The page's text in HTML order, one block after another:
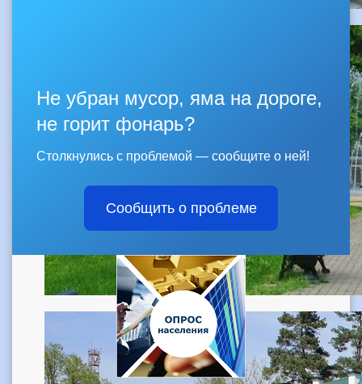
Не убран мусор, яма на дороге,
не горит фонарь?
Столкнулись с проблемой — сообщите о ней!
Сообщить о проблеме